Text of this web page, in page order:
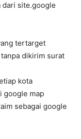
dari site.google
tertarget
dikirim surat
kota
google map
sebagai google